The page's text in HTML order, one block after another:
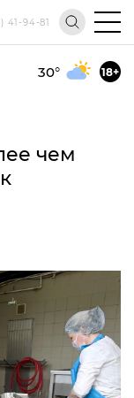
41-94-81
30° 18+
чем